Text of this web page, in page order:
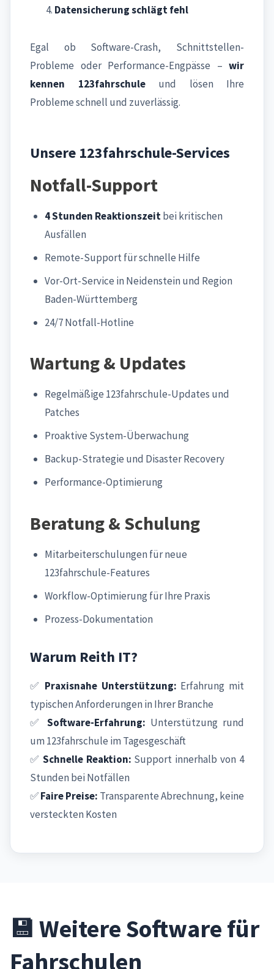
Datensicherung schlägt fehl
Egal ob Software-Crash, Schnittstellen-
Probleme oder Performance-Engpässe – wir
kennen 123fahrschuleund lösen Ihre
Probleme schnell und zuverlässig.
Unsere 123fahrschule-Services
Notfall-Support
4 Stunden Reaktionszeitbei kritischen
Ausfällen
Remote-Support für schnelle Hilfe
Vor-Ort-Service in Neidenstein und Region
Baden-Württemberg
24/7 Notfall-Hotline
Wartung & Updates
Regelmäßige 123fahrschule-Updates und
Patches
Proaktive System-Überwachung
Backup-Strategie und Disaster Recovery
Performance-Optimierung
Beratung & Schulung
Mitarbeiterschulungen für neue
123fahrschule-Features
Workflow-Optimierung für Ihre Praxis
Prozess-Dokumentation
Warum Reith IT?
✅ Praxisnahe Unterstützung: Erfahrung mit
typischen Anforderungen in Ihrer Branche
✅ Software-Erfahrung: Unterstützung rund
um 123fahrschule im Tagesgeschäft
✅ Schnelle Reaktion: Support innerhalb von 4
Stunden bei Notfällen
✅Faire Preise: Transparente Abrechnung, keine
versteckten Kosten
💾 Weitere Software für
Fahrschulen